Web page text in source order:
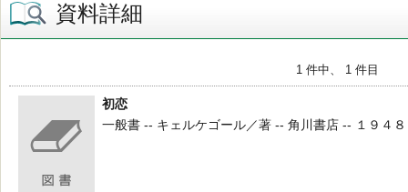
資料詳細
1 件中、 1 件目
初恋
一般書 -- キェルケゴール／著 -- 角川書店 -- １９４